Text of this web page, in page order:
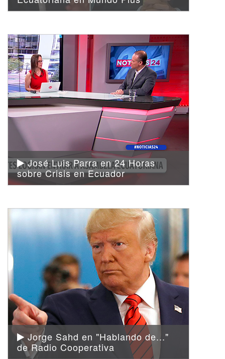
José Luis Parra en 24 Horas
sobre Crisis en Ecuador
Jorge Sahd en "Hablando de..."
de Radio Cooperativa